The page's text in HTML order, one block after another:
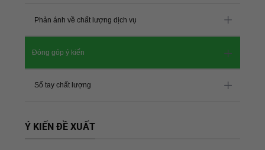
Phản ánh về chất lượng dịch vụ
Đóng góp ý kiến
Sổ tay chất lượng
Ý KIẾN ĐỀ XUẤT